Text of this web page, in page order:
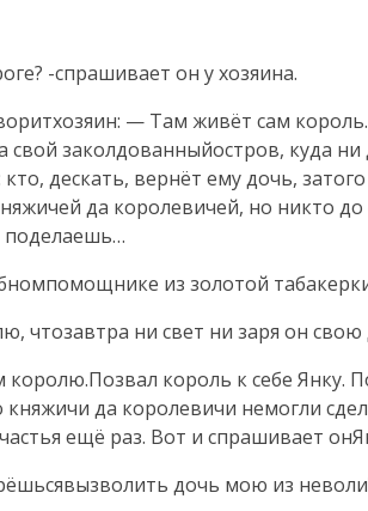
-спрашивает он у хозяина.
— Там живёт сам
свой заколдованныйостров, куда
дескать, вернёт ему дочь,
да королевичей, но никто
поделаешь…
из золотой
чтозавтра ни свет ни заря он свою
король к себе Янку.
княжичи да королевичи немогли
ещё раз. Вот и спрашивает
дочь мою из